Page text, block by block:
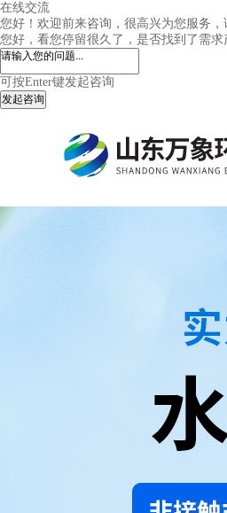
在线交流
您好！欢迎前来咨询，很高兴为您服务
您好，看您停留很久了，是否找到了需求
可按Enter键发起咨询
发起咨询